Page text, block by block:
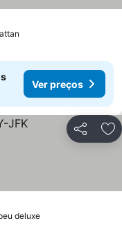
Ver preços
Partilhar
deluxeVer preços